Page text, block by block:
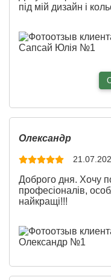
Материал:
під мій дизайн і
Ширина:
Высота:
Площадь:
Материал:
Олександр
Доброго дня. Хочу
професіоналів,
найкращі!!!